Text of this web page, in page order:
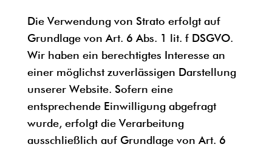
Die Verwendung von Strato erfolgt auf
Grundlage von Art. 6 Abs. 1 lit. f DSGVO.
Wir haben ein berechtigtes Interesse an
einer möglichst zuverlässigen Darstellung
unserer Website. Sofern eine
entsprechende Einwilligung abgefragt
wurde, erfolgt die Verarbeitung
ausschließlich auf Grundlage von Art. 6